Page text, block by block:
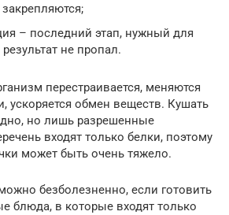
– последний этап, нужный для
не пропал.
перестраивается, меняются
ускоряется обмен веществ. Кушать
но лишь разрешенные
входят только белки, поэтому
может быть очень тяжело.
безболезненно, если готовить
блюда, в которые входят только